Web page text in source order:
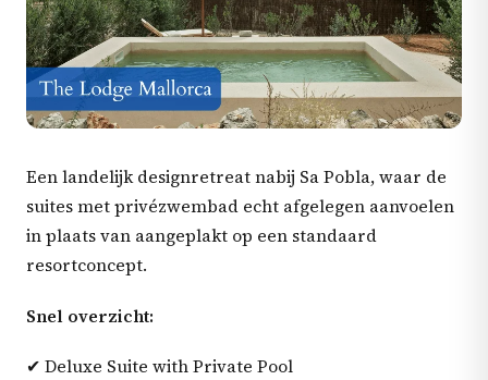
Een landelijk designretreat nabij Sa Pobla, waar de
suites met privézwembad echt afgelegen aanvoelen
in plaats van aangeplakt op een standaard
resortconcept.
Snel overzicht:
✔ Deluxe Suite with Private Pool